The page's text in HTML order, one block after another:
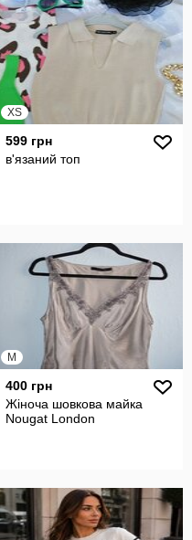
XS
599 грн
в'язаний топ
M
400 грн
Жіноча шовкова майка
Nougat London